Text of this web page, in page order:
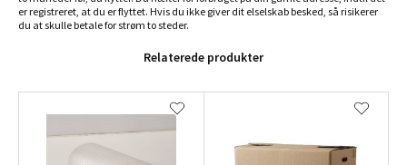
er registreret, at du er flyttet. Hvis du ikke giver dit elselskab besked, så risikerer
du at skulle betale for strøm to steder.
Relaterede produkter